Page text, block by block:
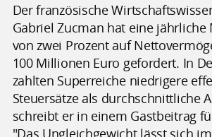
Der französische
Gabriel Zucman hat eine jährliche
von zwei Prozent auf
100 Millionen Euro gefordert. In
zahlten Superreiche niedrigere
Steuersätze als durchschnittliche
schreibt er in einem Gastbeitrag
"Das Ungleichgewicht lässt sich